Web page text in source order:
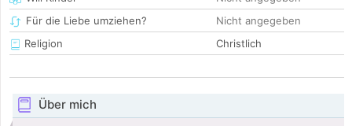
Für die Liebe umziehen?
Nicht angegeben
Religion
Christlich
Über mich